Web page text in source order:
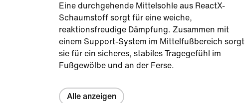
Eine durchgehende Mittelsohle aus ReactX-
Schaumstoff sorgt für eine weiche,
reaktionsfreudige Dämpfung. Zusammen mit
einem Support-System im Mittelfußbereich sorgt
sie für ein sicheres, stabiles Tragegefühl im
Fußgewölbe und an der Ferse.
Alle anzeigen